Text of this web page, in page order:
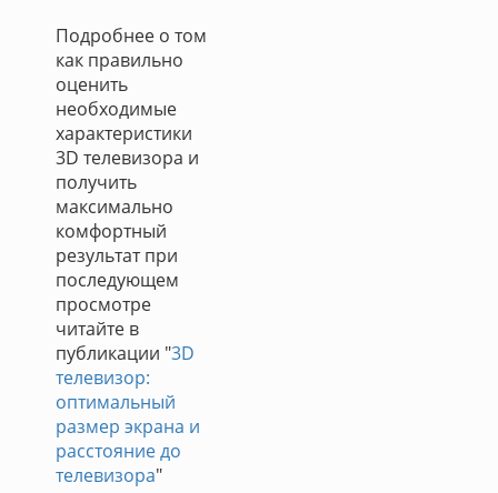
Подробнее о том
как правильно
оценить
необходимые
характеристики
3D телевизора и
получить
максимально
комфортный
результат при
последующем
просмотре
читайте в
публикации "3D
телевизор:
оптимальный
размер экрана и
расстояние до
телевизора"